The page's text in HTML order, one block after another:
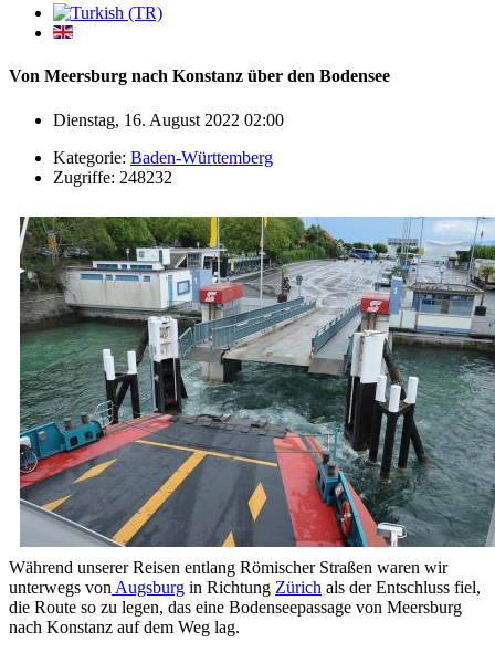
Von Meersburg nach Konstanz über den Bodensee
Dienstag, 16. August 2022 02:00
Kategorie: Baden-Württemberg
Zugriffe: 248232
Während unserer Reisen entlang Römischer Straßen waren wir
unterwegs von Augsburg in Richtung Zürich als der Entschluss fiel,
die Route so zu legen, das eine Bodenseepassage von Meersburg
nach Konstanz auf dem Weg lag.